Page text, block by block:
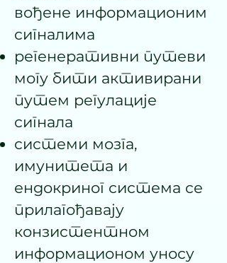
вођене информационим
сигналима
регенеративни путеви
могу бити активирани
путем регулације
сигнала
системи мозга,
имунитета и
ендокриног система се
прилагођавају
конзистентном
информационом уносу